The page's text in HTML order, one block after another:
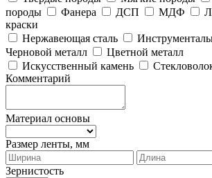
породы
Фанера ДСП МДФ
краски
Нержавеющая сталь
Черновой металл
Цветной металл
Искусственный камень
Комментарий
Материал основы
Размер ленты, мм
Зернистость